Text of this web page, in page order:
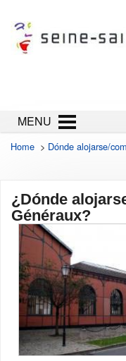
MENU
Home > Dónde alojarse/
¿Dónde
Généraux?